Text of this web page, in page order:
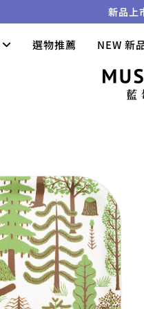
新品上
選物推薦 NEW 新